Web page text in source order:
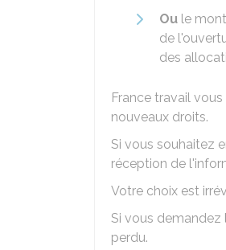
Ou le
de
des
France travail
nouveaux droits.
Si vous souhaitez
réception de
Votre choix est
Si vous
perdu.